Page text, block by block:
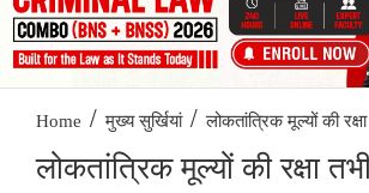
Home / मुख्य सुर्खियां / लोकतांत्रिक मूल्यों की
लोकतांत्रिक मूल्यों की रक्षा